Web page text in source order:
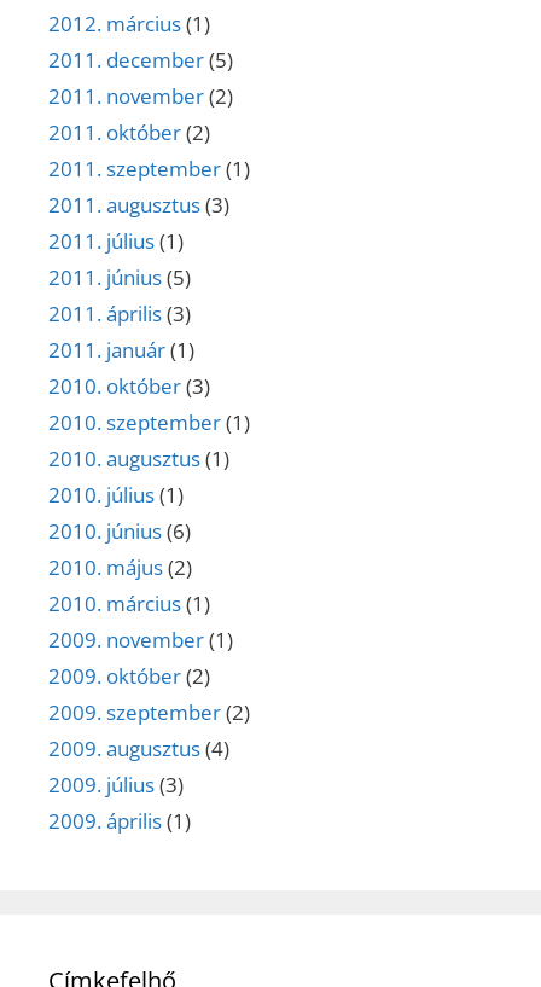
2012. március(1)
2011. december(5)
2011. november(2)
2011. október(2)
2011. szeptember(1)
2011. augusztus(3)
2011. július(1)
2011. június(5)
2011. április(3)
2011. január(1)
2010. október(3)
2010. szeptember(1)
2010. augusztus(1)
2010. július(1)
2010. június(6)
2010. május(2)
2010. március(1)
2009. november(1)
2009. október(2)
2009. szeptember(2)
2009. augusztus(4)
2009. július(3)
2009. április(1)
Címkefelhő